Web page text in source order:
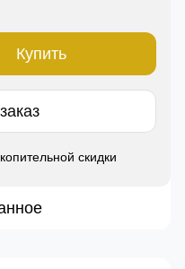
Купить
скидки